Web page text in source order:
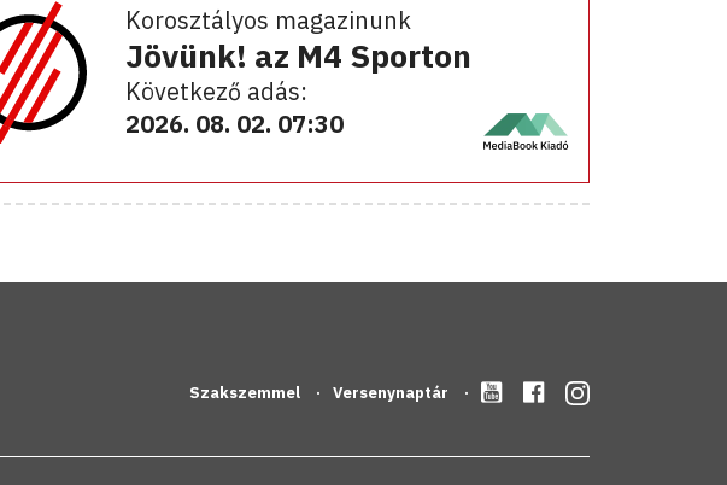
Korosztályos magazinunk
Jövünk! az M4 Sporton
Következő adás:
2026. 08. 02. 07:30
Szakszemmel Versenynaptár